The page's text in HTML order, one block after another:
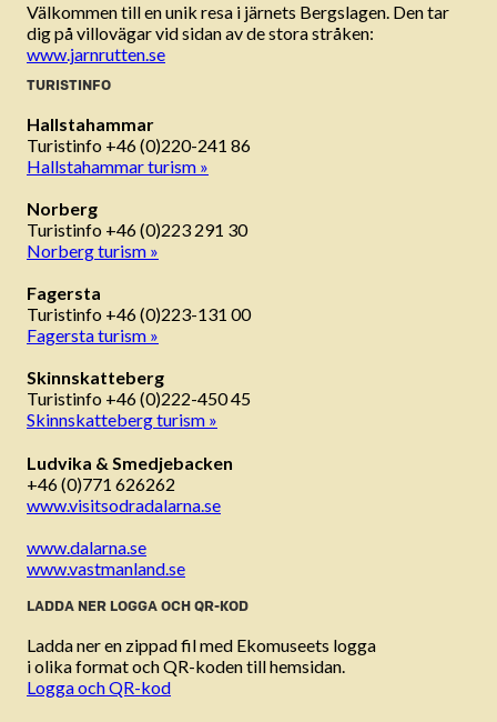
Välkommen till en unik resa i järnets Bergslagen. Den tar
dig på villovägar vid sidan av de stora stråken:
www.jarnrutten.se
TURISTINFO
Hallstahammar
Turistinfo +46 (0)220-241 86
Hallstahammar turism »
Norberg
Turistinfo +46 (0)223 291 30
Norberg turism »
Fagersta
Turistinfo +46 (0)223-131 00
Fagersta turism »
Skinnskatteberg
Turistinfo +46 (0)222-450 45
Skinnskatteberg turism »
Ludvika & Smedjebacken
+46 (0)771 626262
www.visitsodradalarna.se
www.dalarna.se
www.vastmanland.se
LADDA NER LOGGA OCH QR-KOD
Ladda ner en zippad fil med Ekomuseets logga
i olika format och QR-koden till hemsidan.
Logga och QR-kod